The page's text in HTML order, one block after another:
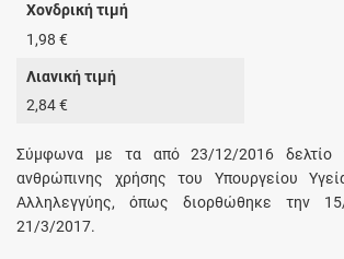
Χονδρική τιμή
1,98 €
Λιανική τιμή
2,84 €
Σύμφωνα με τα από 23/12/2016 δελτίο
ανθρώπινης χρήσης του Υπουργείου
Αλληλεγγύης, όπως διορθώθηκε την
21/3/2017.